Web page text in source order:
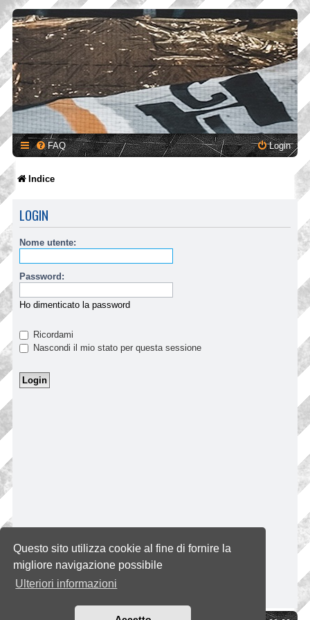
Questo sito utilizza cookie al fine di fornire la
migliore navigazione possibile
Ulteriori informazioni
FAQ Login
Indice
LOGIN
Nome utente:
Password:
Ho dimenticato la password
Ricordami
Nascondi il mio stato per questa sessione